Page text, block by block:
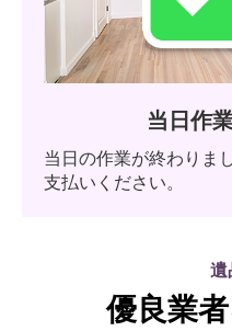
当日作
当日の作業が終わりま
支払いください。
遺
優良業